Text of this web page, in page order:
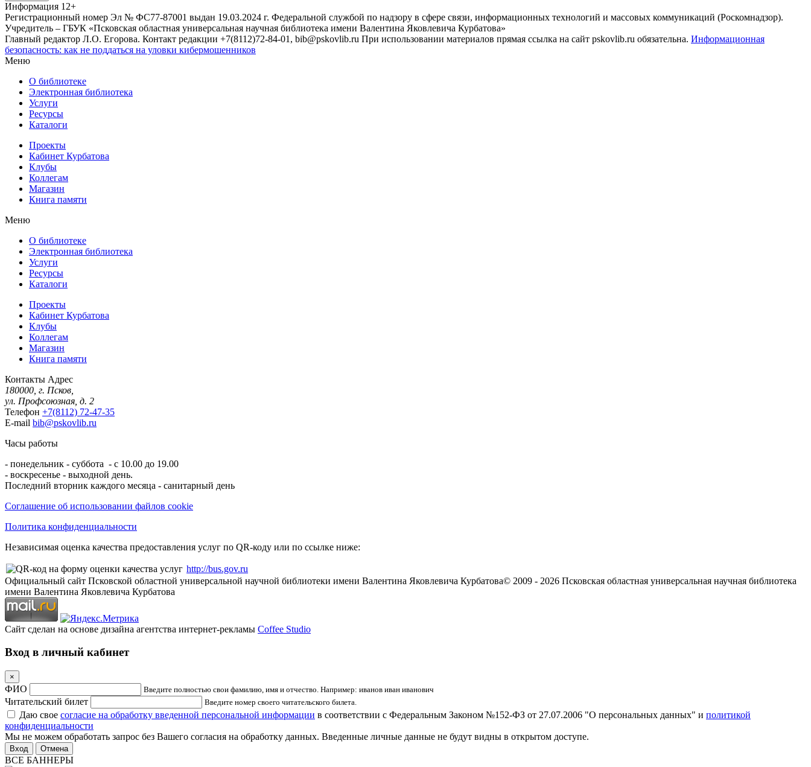
Информация 12+
Регистрационный номер Эл № ФС77-87001 выдан 19.03.2024 г. Федеральной службой по надзору в сфере связи, информационных технологий и массовых коммуникаций (Роскомнадзор).
Учредитель – ГБУК «Псковская областная универсальная научная библиотека имени Валентина Яковлевича Курбатова»
Главный редактор Л.О. Егорова. Контакт редакции +7(8112)72-84-01, bib@pskovlib.ru При использовании материалов прямая ссылка на сайт pskovlib.ru обязательна. Информационная
безопасность: как не поддаться на уловки кибермошенников
Меню
О библиотеке
Электронная библиотека
Услуги
Ресурсы
Каталоги
Проекты
Кабинет Курбатова
Клубы
Коллегам
Магазин
Книга памяти
Меню
О библиотеке
Электронная библиотека
Услуги
Ресурсы
Каталоги
Проекты
Кабинет Курбатова
Клубы
Коллегам
Магазин
Книга памяти
Контакты Адрес
180000, г. Псков,
ул. Профсоюзная, д. 2
Телефон +7(8112) 72-47-35
E-mail bib@pskovlib.ru
Часы работы
- понедельник - суббота - с 10.00 до 19.00
- воскресенье - выходной день.
Последний вторник каждого месяца - санитарный день
Соглашение об использовании файлов cookie
Политика конфиденциальности
Независимая оценка качества предоставления услуг по QR-коду или по ссылке ниже:
http://bus.gov.ru
Официальный сайт Псковской областной универсальной научной библиотеки имени Валентина Яковлевича Курбатова© 2009 - 2026 Псковская областная универсальная научная библиотека
имени Валентина Яковлевича Курбатова
Сайт сделан на основе дизайна агентства интернет-рекламы Coffee Studio
Вход в личный кабинет
×
ФИО Введите полностью свои фамилию, имя и отчество. Например: иванов иван иванович
Читательский билет Введите номер своего читательского билета.
Даю свое согласие на обработку введенной персональной информации в соответствии с Федеральным Законом №152-ФЗ от 27.07.2006 "О персональных данных" и политикой
конфиденциальности
Мы не можем обработать запрос без Вашего согласия на обработку данных. Введенные личные данные не будут видны в открытом доступе.
Отмена
ВСЕ БАННЕРЫ